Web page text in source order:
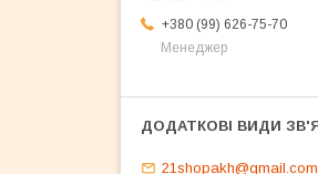
+380 (99) 626-75-70
Менеджер
21shopakh@gmail.com